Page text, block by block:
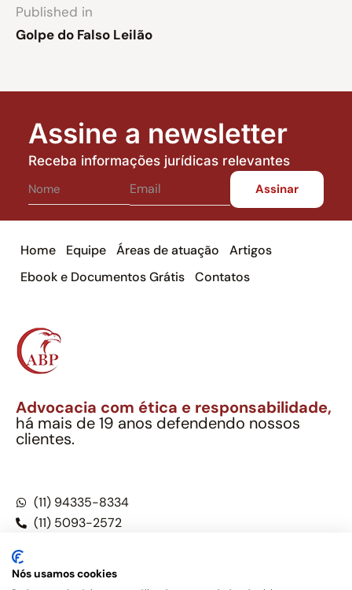
Published in
Golpe do Falso Leilão
Assine a newsletter
Receba informações jurídicas relevantes
Home Equipe Áreas de atuação
Artigos
Ebook e Documentos Grátis
Contatos
Advocacia com ética e responsabilidade,
há mais de 19 anos defendendo nossos
clientes.
(11) 94335-8334
(11) 5093-2572
Nós usamos cookies